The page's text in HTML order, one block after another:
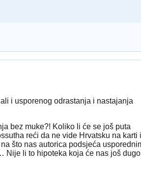
i usporenog odrastanja i nastajanja
bez muke?! Koliko li će se još puta
reći da ne vide Hrvatsku na karti
što nas autorica podsjeća
Nije li to hipoteka koja će nas još dugo